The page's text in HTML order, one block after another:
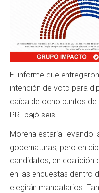
El informe que
intención de voto para
caída de ocho puntos de
PRI bajó seis.
Morena estaría llevando
gobernaturas, pero en
candidatos, en coalición
en las encuestas dentro
elegirán mandatarios.